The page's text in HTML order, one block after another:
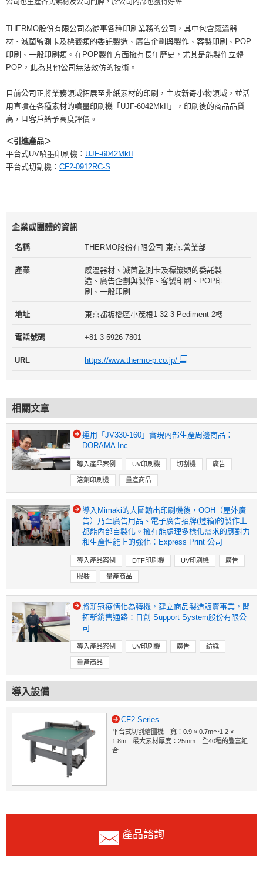
公司也生產各式素材及公司門牌，於公司內部也獲得好評
THERMO股份有限公司為從事各種印刷業務的公司，其中包含感溫器
材、滅菌監測卡及標籤類的委託製造、廣告企劃與製作、客製印刷、POP
印刷、一般印刷類。在POP製作方面擁有長年歷史，尤其是能製作立體
POP，此為其他公司無法效仿的技術。
目前公司正將業務領域拓展至非紙素材的印刷，主攻新奇小物領域，並活
用直噴在各種素材的噴墨印刷機「UJF-6042MkII」，印刷後的商品品質
高，且客戶給予高度評價。
＜引進產品＞
平台式UV噴墨印刷機： UJF-6042MkII
平台式切割機： CF2-0912RC-S
企業或團體的資訊
名稱 THERMO股份有限公司 東京.營業部
產業
感溫器材、滅菌監測卡及標籤類的委託製
造、廣告企劃與製作、客製印刷、POP印
刷、一般印刷
地址 東京都板橋區小茂根1-32-3 Pediment 2樓
電話號碼 +81-3-5926-7801
URL https://www.thermo-p.co.jp/
相關文章
運用「JV330-160」實現內部生產周邊商品：
DORAMA Inc.
導入產品案例 UV印刷機 切割機 廣告
溶劑印刷機 量產商品
導入Mimaki的大圖輸出印刷機後，OOH（屋外廣
告）乃至廣告用品、電子廣告招牌(燈箱)的製作上
都能內部自製化。擁有能處理多樣化需求的應對力
和生產性能上的強化：Express Print 公司
導入產品案例 DTF印刷機 UV印刷機 廣告
服裝 量產商品
將新冠疫情化為轉機，建立商品製造販賣事業，開
拓新銷售通路：日創 Support System股份有限公
司
導入產品案例 UV印刷機 廣告 紡織
量產商品
導入設備
CF2 Series
平台式切割繪圖機 寬：0.9 × 0.7m～1.2 ×
1.8m 最大素材厚度：25mm 全40種的豐富組
合
產品諮詢